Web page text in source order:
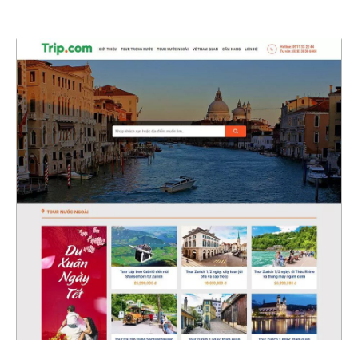
4643
CHI TIẾT